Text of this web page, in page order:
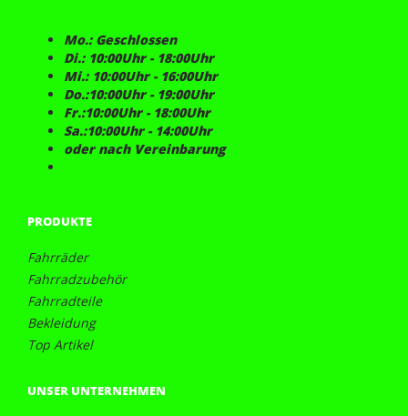
Mo.: Geschlossen
Di.: 10:00Uhr - 18:00Uhr
Mi.: 10:00Uhr - 16:00Uhr
Do.:10:00Uhr - 19:00Uhr
Fr.:10:00Uhr - 18:00Uhr
Sa.:10:00Uhr - 14:00Uhr
oder nach Vereinbarung
PRODUKTE
Fahrräder
Fahrradzubehör
Fahrradteile
Bekleidung
Top Artikel
UNSER UNTERNEHMEN